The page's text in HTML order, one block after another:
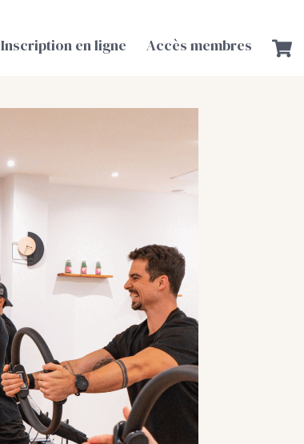
Inscription en ligne Accès membres